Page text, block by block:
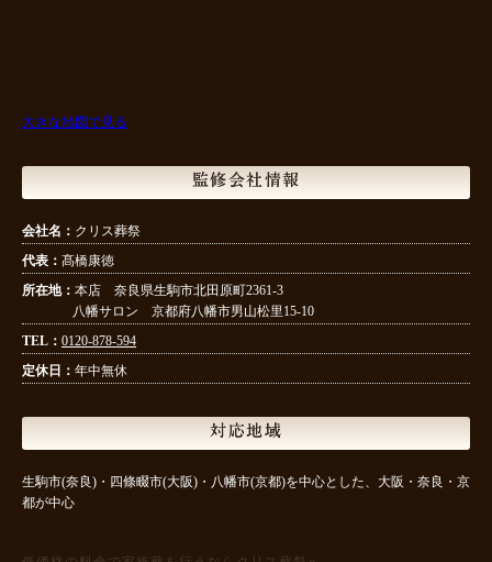
大きな地図で見る
監修会社情報
会社名： クリス葬祭
代表： 髙橋康徳
所在地： 本店 奈良県生駒市北田原町2361-3
八幡サロン 京都府八幡市男山松里15-10
TEL： 0120-878-594
定休日： 年中無休
対応地域
生駒市(奈良)・四條畷市(大阪)・八幡市(京都)を中心とした、大阪・奈良・京
都が中心